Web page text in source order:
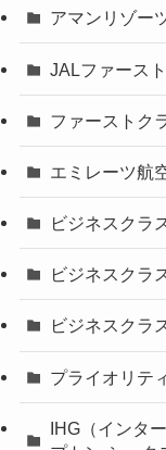
アマンリゾー
JALファース
ファーストク
エミレーツ航
ビジネスクラ
ビジネスクラ
ビジネスクラ
プライオリテ
IHG（インタ